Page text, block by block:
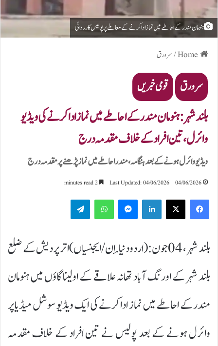
ہنومان مندر کے احاطے میں نماز ادا کرنے کے معاملے پر پولیس کارروائی
/سرورق
سرورق قومی خبریں
بلند شہر:ہنومان مندر کے احاطے میں نماز ادا کرنے کی ویڈیو
وائرل، تین افراد کے خلاف مقدمہ درج
ویڈیو وائرل ہونے کے بعد ہنگامہ، مندر احاطے میں نماز پڑھنے پر مقدمہ درج
04/06/2026
Last Updated: 04/06/2026
LinkedIn
WhatsApp
بلند شہر، 04 جون:(اردودنیا.اِن/ایجنسیاں)اتر پردیش کے ضلع
بلند شہر کے اورنگ آباد تھانہ علاقے کے اولینا گاؤں میں ہنومان
مندر کے احاطے میں نماز ادا کرنے کی ایک ویڈیو سوشل میڈیا پر
وائرل ہونے کے بعد پولیس نے تین افراد کے خلاف مقدمہ